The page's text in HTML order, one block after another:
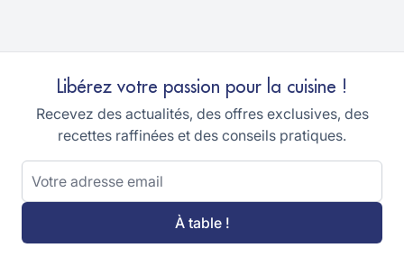
Libérez votre passion pour la cuisine !
Recevez des actualités, des offres exclusives, des
recettes raffinées et des conseils pratiques.
Adresse email
À table !